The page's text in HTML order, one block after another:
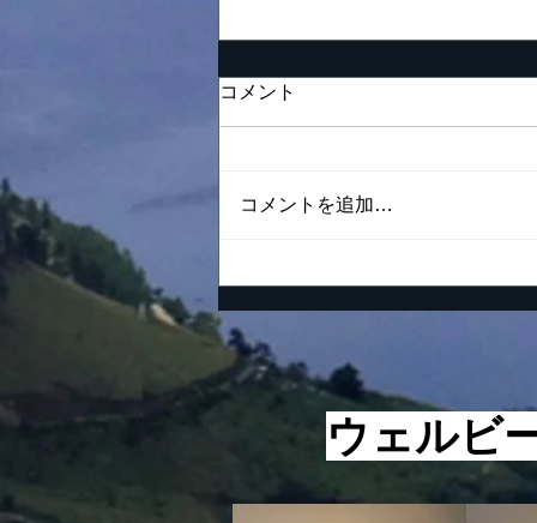
コメント
コメントを追加…
ウェルビ